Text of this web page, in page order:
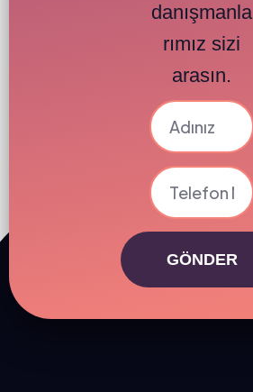
danışmanla
rımız sizi
arasın.
GÖNDER